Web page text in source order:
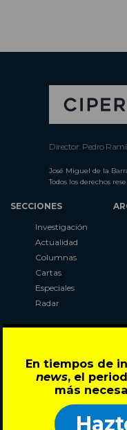
En tiempos de
news, el
más
Director: Pedro
José Miguel de la
Todos los derechos
SECCIONES
Investigación
Actualidad
Columnas
Cartas
Especiales
Radar